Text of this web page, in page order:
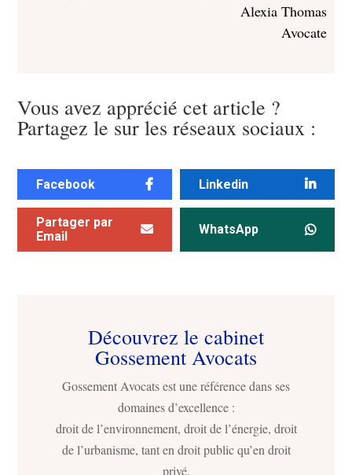
Alexia Thomas
Avocate
Vous avez apprécié cet article ?
Partagez le sur les réseaux sociaux :
Facebook Linkedin
Partager par
Email
WhatsApp
Découvrez le cabinet
Gossement Avocats
Gossement Avocats est une référence dans ses
domaines d’excellence :
droit de l’environnement, droit de l’énergie, droit
de l’urbanisme, tant en droit public qu’en droit
privé.